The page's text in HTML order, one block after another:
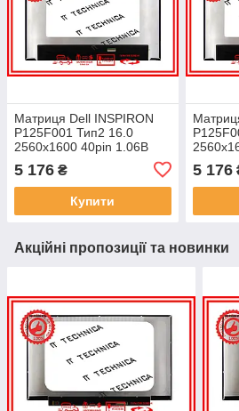
Матриця Dell INSPIRON
P125F001 Тип2 16.0
2560x1600 40pin 1.06B
100% sRGB 300 cd/m² для
ноутбука
5 176 ₴
Купити
100%
5 176
Акційні пропозиції та новинки